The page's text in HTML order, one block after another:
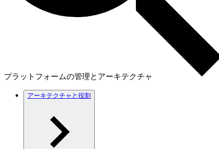
プラットフォームの管理とアーキテクチャ
アーキテクチャと役割